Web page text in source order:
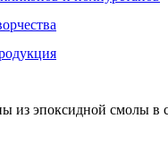
из эпоксидной смолы в